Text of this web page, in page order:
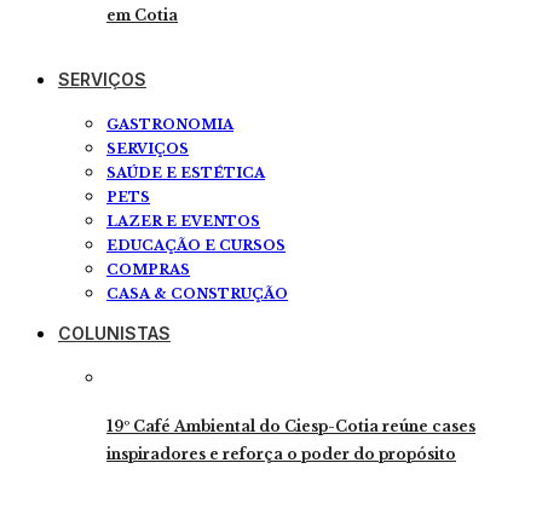
em Cotia
SERVIÇOS
GASTRONOMIA
SERVIÇOS
SAÚDE E ESTÉTICA
PETS
LAZER E EVENTOS
EDUCAÇÃO E CURSOS
COMPRAS
CASA & CONSTRUÇÃO
COLUNISTAS
19º Café Ambiental do Ciesp-Cotia reúne cases
inspiradores e reforça o poder do propósito